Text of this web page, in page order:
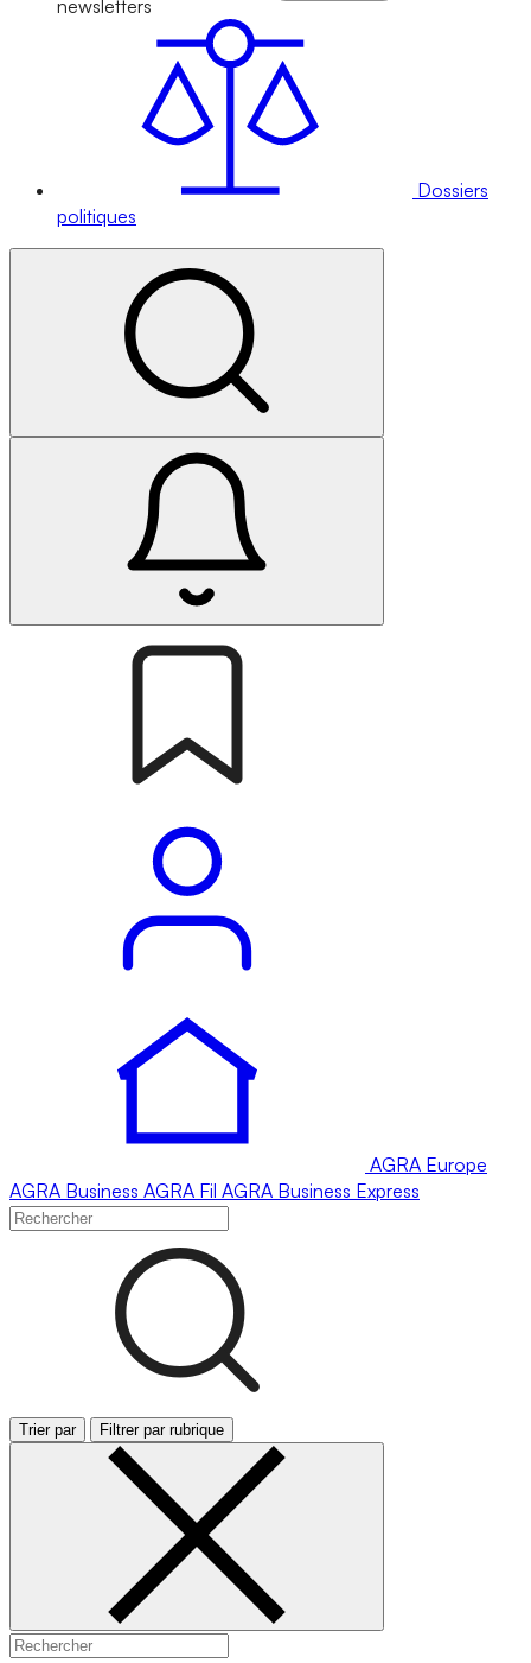
newsletters
Dossiers
politiques
AGRA Europe
AGRA Business AGRA Fil AGRA Business Express
Trier par Filtrer par rubrique